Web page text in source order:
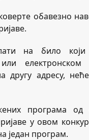
обавезно
на било
другу адресу,
програма од
у овом
један програм.